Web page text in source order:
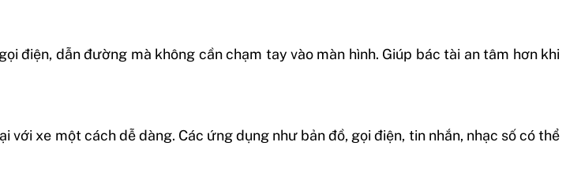
điện, dẫn đường mà không cần chạm tay vào màn hình. Giúp bác tài an tâm hơn khi
xe một cách dễ dàng. Các ứng dụng như bản đồ, gọi điện, tin nhắn, nhạc số có thể